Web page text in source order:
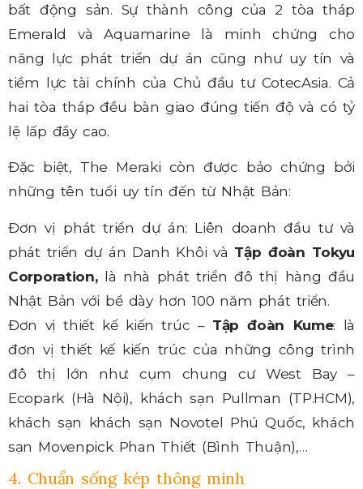
bất động sản. Sự thành công của 2 tòa tháp
Emerald và Aquamarine là minh chứng cho
năng lực phát triển dự án cũng như uy tín và
tiềm lực tài chính của Chủ đầu tư CotecAsia. Cả
hai tòa tháp đều bàn giao đúng tiến độ và có tỷ
lệ lấp đầy cao.
Đặc biệt, The Meraki còn được bảo chứng bởi
những tên tuổi uy tín đến từ Nhật Bản:
Đơn vị phát triển dự án: Liên doanh đầu tư và
phát triển dự án Danh Khôi và Tập đoàn Tokyu
Corporation,là nhà phát triển đô thị hàng đầu
Nhật Bản với bề dày hơn 100 năm phát triển.
Đơn vị thiết kế kiến trúc – Tập đoàn Kume: là
đơn vị thiết kế kiến trúc của những công trình
đô thị lớn như: cụm chung cư West Bay –
Ecopark (Hà Nội), khách sạn Pullman (TP.HCM),
khách sạn khách sạn Novotel Phú Quốc, khách
sạn Movenpick Phan Thiết (Bình Thuận),…
4. Chuẩn sống kép thông minh